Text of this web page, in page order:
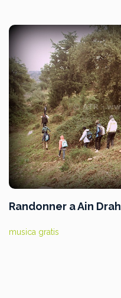
Randonner a Ain
musica gratis